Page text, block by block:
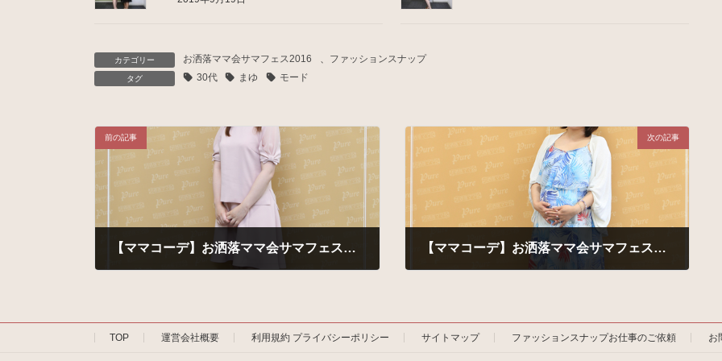
カテゴリー お洒落ママ会サマフェス2016 、 ファッションスナップ
タグ 30代 まゆ モード
前の記事
【ママコーデ】お洒落ママ会サマフェス2016 meruさま
次の記事
【ママコーデ】お洒落ママ会サマフェス2016 みゅったさま
TOP 運営会社概要 利用規約 プライバシーポリシー サイトマップ ファッションスナップお仕事のご依頼 お